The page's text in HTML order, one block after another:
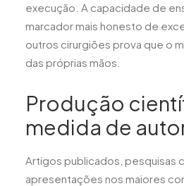
execução. A capacidade de
marcador mais honesto de
outros cirurgiões prova que o
das próprias mãos.
Produção
medida de
Artigos publicados, pesquisas
apresentações nos maiores